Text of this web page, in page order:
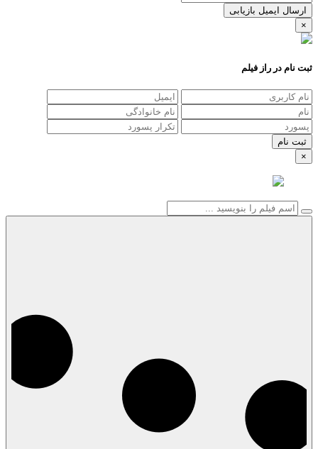
ارسال ایمیل بازیابی
×
ثبت نام در راز فیلم
×